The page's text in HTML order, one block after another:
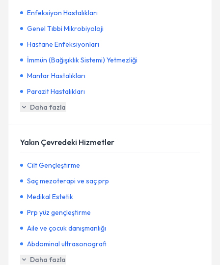
Enfeksiyon Hastalıkları
Genel Tıbbi Mikrobiyoloji
Hastane Enfeksiyonları
İmmün (Bağışıklık Sistemi) Yetmezliği
Mantar Hastalıkları
Parazit Hastalıkları
Daha fazla
Yakın Çevredeki Hizmetler
Cilt Gençleştirme
Saç mezoterapi ve saç prp
Medikal Estetik
Prp yüz gençleştirme
Aile ve çocuk danışmanlığı
Abdominal ultrasonografi
Daha fazla